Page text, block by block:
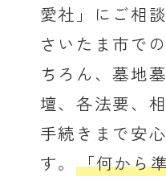
愛社」にご相
さいたま市で
ちろん、墓地
壇、各法要、
手続きまで安
す。「何から